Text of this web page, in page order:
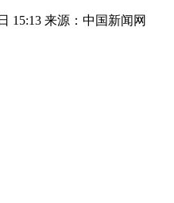
15:13 来源：中国新闻网